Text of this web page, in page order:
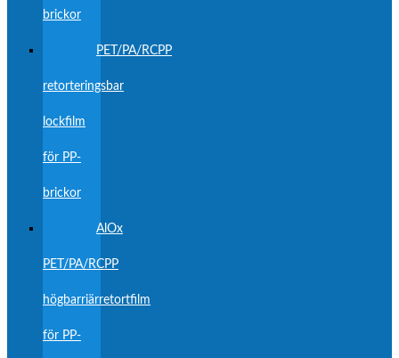
brickor
PET/PA/RCPP
retorteringsbar
lockfilm
för PP-
brickor
AlOx
PET/PA/RCPP
högbarriärretortfilm
för PP-